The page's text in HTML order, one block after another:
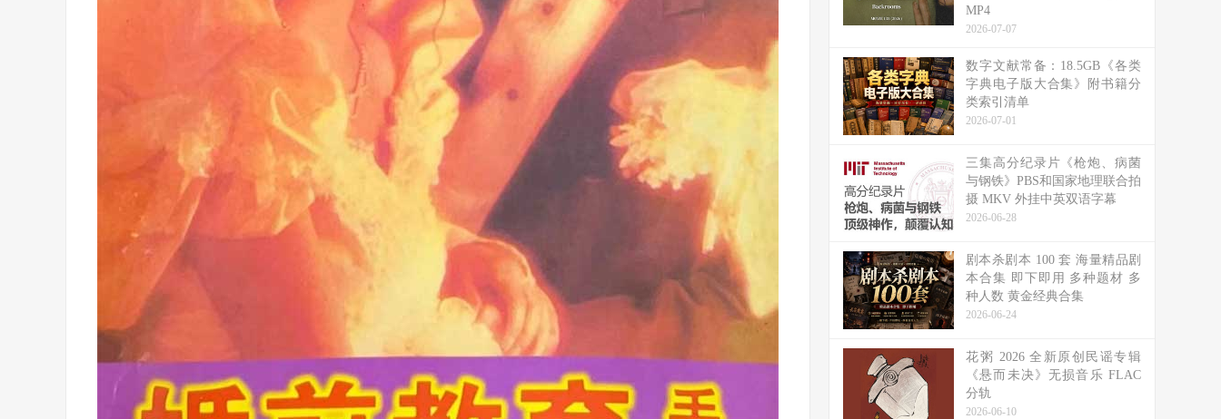
MP4
2026-07-07
数字文献常备：18.5GB《各类
字典电子版大合集》附书籍分
类索引清单
2026-07-01
三集高分纪录片《枪炮、病菌
与钢铁》PBS和国家地理联合拍
摄 MKV 外挂中英双语字幕
2026-06-28
剧本杀剧本 100 套 海量精品剧
本合集 即下即用 多种题材 多
种人数 黄金经典合集
2026-06-24
花粥 2026 全新原创民谣专辑
《悬而未决》无损音乐 FLAC
分轨
2026-06-10